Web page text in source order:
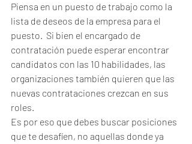
Piensa en un puesto de trabajo como la
lista de deseos de la empresa para el
puesto.  Si bien el encargado de
contratación puede esperar encontrar
candidatos con las 10 habilidades, las
organizaciones también quieren que las
nuevas contrataciones crezcan en sus
roles.
Es por eso que debes buscar posiciones
que te desafíen, no aquellas donde ya